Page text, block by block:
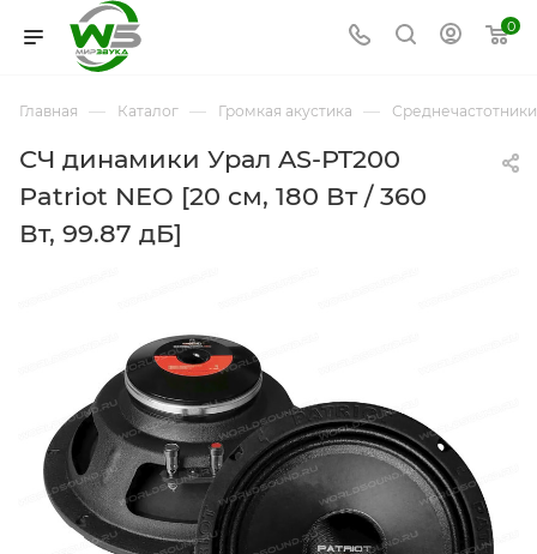
0
Главная — Каталог — Громкая акустика —
СЧ динамики Урал AS-PT200
Patriot NEO [20 см, 180 Вт / 360
Вт, 99.87 дБ]